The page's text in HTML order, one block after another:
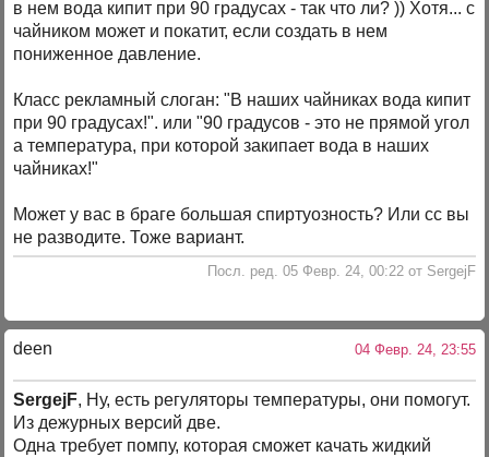
в нем вода кипит при 90 градусах - так что ли? )) Хотя... с
чайником может и покатит, если создать в нем
пониженное давление.
Класс рекламный слоган: "В наших чайниках вода кипит
при 90 градусах!". или "90 градусов - это не прямой угол
а температура, при которой закипает вода в наших
чайниках!"
Может у вас в браге большая спиртуозность? Или сс вы
не разводите. Тоже вариант.
Посл. ред. 05 Февр. 24, 00:22 от SergejF
deen 04 Февр. 24, 23:55
SergejF, Ну, есть регуляторы температуры, они помогут.
Из дежурных версий две.
Одна требует помпу, которая сможет качать жидкий